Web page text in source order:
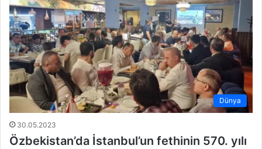
Dünya
30.05.2023
Özbekistan’da İstanbul’un fethinin 570. yılı